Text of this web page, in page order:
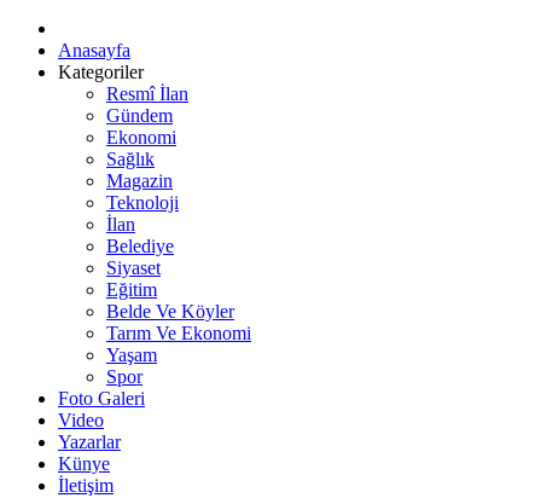
Anasayfa
Kategoriler
Resmî İlan
Gündem
Ekonomi
Sağlık
Magazin
Teknoloji
İlan
Belediye
Siyaset
Eğitim
Belde Ve Köyler
Tarım Ve Ekonomi
Yaşam
Spor
Foto Galeri
Video
Yazarlar
Künye
İletişim